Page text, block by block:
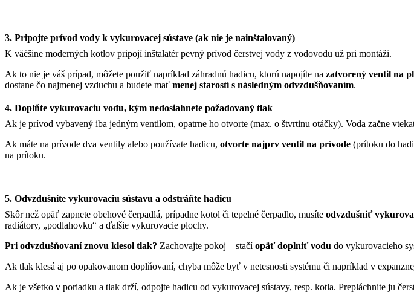
3. Pripojte prívod vody k vykurovacej sústave (ak nie je nainštalovaný)
K väčšine moderných kotlov pripojí inštalatér pevný prívod čerstvej vody z vodovodu už pri montáži.
Ak to nie je váš prípad, môžete použiť napríklad záhradnú hadicu, ktorú napojíte na zatvorený ventil na
dostane čo najmenej vzduchu a budete mať menej starostí s následným odvzdušňovaním.
4. Doplňte vykurovaciu vodu, kým nedosiahnete požadovaný tlak
Ak je prívod vybavený iba jedným ventilom, opatrne ho otvorte (max. o štvrtinu otáčky). Voda začne
Ak máte na prívode dva ventily alebo používate hadicu, otvorte najprv ventil na prívode (prítoku do
na prítoku.
5. Odvzdušnite vykurovaciu sústavu a odstráňte hadicu
Skôr než opäť zapnete obehové čerpadlá, prípadne kotol či tepelné čerpadlo, musíte odvzdušniť
radiátory, „podlahovku“ a ďalšie vykurovacie plochy.
Pri odvzdušňovaní znovu klesol tlak? Zachovajte pokoj – stačíopäť doplniť vodu do vykurovacieho
Ak tlak klesá aj po opakovanom doplňovaní, chyba môže byť v netesnosti systému či napríklad v
Ak je všetko v poriadku a tlak drží, odpojte hadicu od vykurovacej sústavy, resp. kotla. Prepláchnite ju